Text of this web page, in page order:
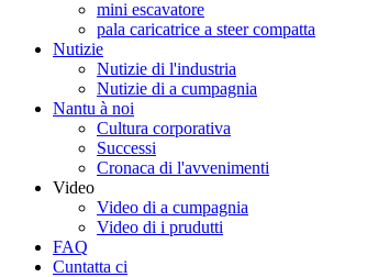
mini escavatore
pala caricatrice a steer compatta
Nutizie
Nutizie di l'industria
Nutizie di a cumpagnia
Nantu à noi
Cultura corporativa
Successi
Cronaca di l'avvenimenti
Video
Video di a cumpagnia
Video di i prudutti
FAQ
Cuntatta ci